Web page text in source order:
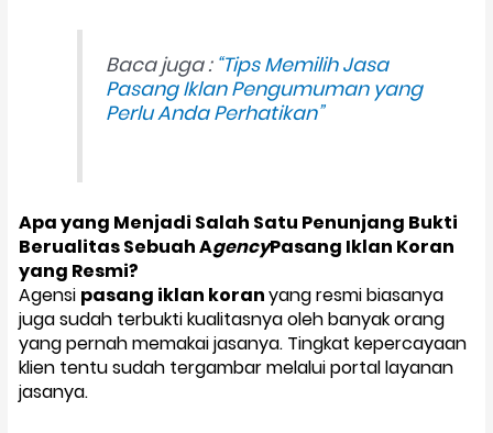
Baca juga : “Tips Memilih Jasa
Pasang Iklan Pengumuman yang
Perlu Anda Perhatikan”
Apa yang Menjadi Salah Satu Penunjang Bukti
Berualitas Sebuah AgencyPasang Iklan Koran
yang Resmi?
Agensi pasang iklan koranyang resmi biasanya
juga sudah terbukti kualitasnya oleh banyak orang
yang pernah memakai jasanya. Tingkat kepercayaan
klien tentu sudah tergambar melalui portal layanan
jasanya.